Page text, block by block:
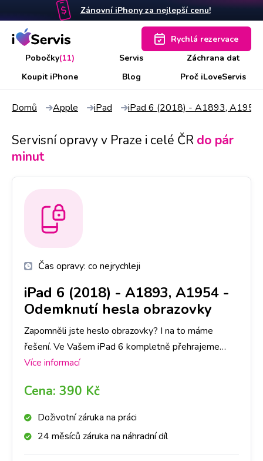
Zánovní iPhony za nejlepší cenu!
Pobočky(11) Servis
Záchrana dat
Koupit iPhone
Blog Proč iLoveServis
Rychlá rezervace
Domů Apple iPad iPad 6 (2018) - A1893, A1954
Servisní opravy v Praze i celé ČR do pár
minut
Čas opravy: co nejrychleji
iPad 6 (2018) - A1893, A1954 -
Odemknutí hesla obrazovky
Zapomněli jste heslo obrazovky? I na to máme
řešení. Ve Vašem iPad 6 kompletně přehrajeme
software a telefon bude jako nový! Rozhodně ovšem
tomu, že heslo obrazovky slouží jako ochrana všech
dat, se při přehrání SW data automaticky smažou.
Více informací
Cena: 390 Kč
Doživotní záruka na práci
24 měsíců záruka na náhradní díl